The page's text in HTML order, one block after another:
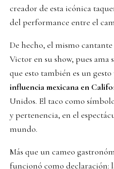
creador de esta icónica
del performance entre el
De hecho, el mismo
Victor en su show, pues ama
que esto también es un
influencia mexicana en
Unidos. El taco como
y pertenencia, en el
mundo.
Más que un cameo
funcionó como declaración: